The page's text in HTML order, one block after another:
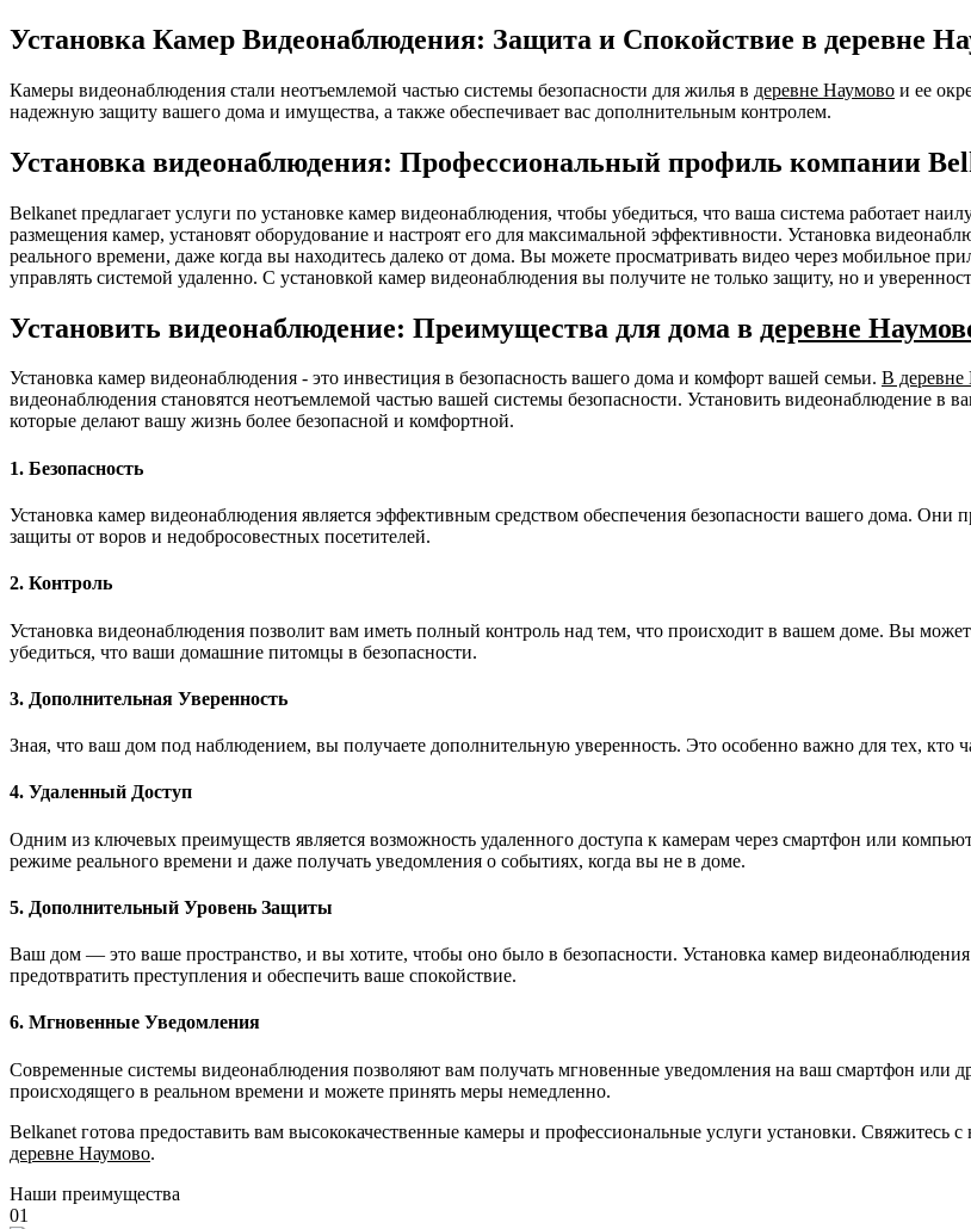
Установка Камер Видеонаблюдения: Защита и Спокойствие в деревне
Камеры видеонаблюдения стали неотъемлемой частью системы безопасности для жилья в деревне Наумово и ее
надежную защиту вашего дома и имущества, а также обеспечивает вас дополнительным контролем.
Установка видеонаблюдения: Профессиональный профиль компании
Belkanet предлагает услуги по установке камер видеонаблюдения, чтобы убедиться, что ваша система работает
размещения камер, установят оборудование и настроят его для максимальной эффективности. Установка
реального времени, даже когда вы находитесь далеко от дома. Вы можете просматривать видео через мобильное
управлять системой удаленно. С установкой камер видеонаблюдения вы получите не только защиту, но и
Установить видеонаблюдение: Преимущества для дома в деревне
Установка камер видеонаблюдения - это инвестиция в безопасность вашего дома и комфорт вашей семьи. В деревне
видеонаблюдения становятся неотъемлемой частью вашей системы безопасности. Установить видеонаблюдение в
которые делают вашу жизнь более безопасной и комфортной.
1. Безопасность
Установка камер видеонаблюдения является эффективным средством обеспечения безопасности вашего дома.
защиты от воров и недобросовестных посетителей.
2. Контроль
Установка видеонаблюдения позволит вам иметь полный контроль над тем, что происходит в вашем доме. Вы
убедиться, что ваши домашние питомцы в безопасности.
3. Дополнительная Уверенность
Зная, что ваш дом под наблюдением, вы получаете дополнительную уверенность. Это особенно важно для тех, кто
4. Удаленный Доступ
Одним из ключевых преимуществ является возможность удаленного доступа к камерам через смартфон или
режиме реального времени и даже получать уведомления о событиях, когда вы не в доме.
5. Дополнительный Уровень Защиты
Ваш дом — это ваше пространство, и вы хотите, чтобы оно было в безопасности. Установка камер
предотвратить преступления и обеспечить ваше спокойствие.
6. Мгновенные Уведомления
Современные системы видеонаблюдения позволяют вам получать мгновенные уведомления на ваш смартфон или
происходящего в реальном времени и можете принять меры немедленно.
Belkanet готова предоставить вам высококачественные камеры и профессиональные услуги установки. Свяжитесь
деревне Наумово.
Наши преимущества
01